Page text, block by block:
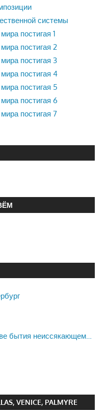
системы
постигая 1
постигая 2
постигая 3
постигая 4
постигая 5
постигая 6
постигая 7
бытия неиссякающем…
VENICE, PALMYRE